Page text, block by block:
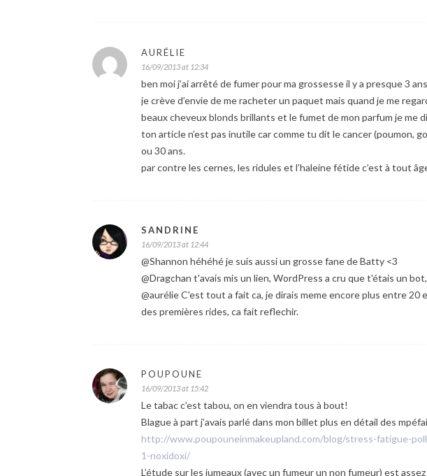
AURÉLIE
16/09/2013 at 12:34
ben moi j’ai arrêté de fumer pour ma grossesse il y a presque 3
je crève d’envie de me racheter un paquet mais quand je me
beaux cheveux blonds brillants et le fumet de mon parfum je me
ton article n’est pas inutile car comme tu dit le cancer (poumon,
ou 30 ans.
par contre les cernes, les ridules et l’haleine fétide c’est à tout
SANDRINE
16/09/2013 at 12:44
@Shannon héhéhé je suis aussi un grosse fane de Batty <3
@Dragchan t'avais mis un lien, WordPress a cru que t'étais un
@aurélie C'est tout a fait ca, je dirais meme encore plus entre 20
des premières rides, ca fait reflechir.
POUPOUNE
16/09/2013 at 15:42
Le tabac c’est tabou, on en viendra tous à bout!
Blague à part j’avais parlé dans mon billet plus en détail des
http://www.poupouneinmakeupland.com/blog/stress-fatigue-
1-noxidoxi/
L’étude sur les jumeaux (avec un fumeur un non fumeur) est